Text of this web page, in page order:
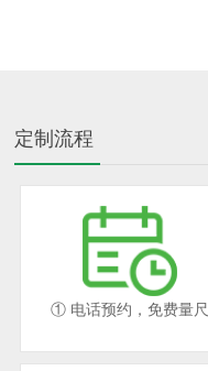
定制流程
① 电话预约，免费量尺